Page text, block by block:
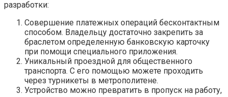
разработки:
Совершение платежных операций бесконтактным
способом. Владельцу достаточно закрепить за
браслетом определенную банковскую карточку
при помощи специального приложения.
Уникальный проездной для общественного
транспорта. С его помощью можете проходить
через турникеты в метрополитене.
Устройство можно превратить в пропуск на работу,